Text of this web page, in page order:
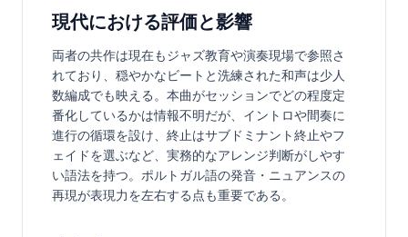
現代における評価と影響
両者の共作は現在もジャズ教育や演奏現場で参照さ
れており、穏やかなビートと洗練された和声は少人
数編成でも映える。本曲がセッションでどの程度定
番化しているかは情報不明だが、イントロや間奏に
進行の循環を設け、終止はサブドミナント終止やフ
ェイドを選ぶなど、実務的なアレンジ判断がしやす
い語法を持つ。ポルトガル語の発音・ニュアンスの
再現が表現力を左右する点も重要である。